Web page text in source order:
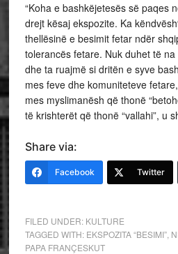
“Koha e bashkëjetesës së paqes
drejt kësaj ekspozite. Ka
thellësinë e besimit fetar ndër
tolerancës fetare. Nuk duhet të
dhe ta ruajmë si dritën e syve
mes feve dhe komuniteteve
mes myslimanësh që thonë
të krishterët që thonë “vallahi”, u
Share via:
Facebook Twitter
FILED UNDER: KULTURE
TAGGED WITH: EKSPOZITA “BESIMI”,
PAPA FRANÇESKUT